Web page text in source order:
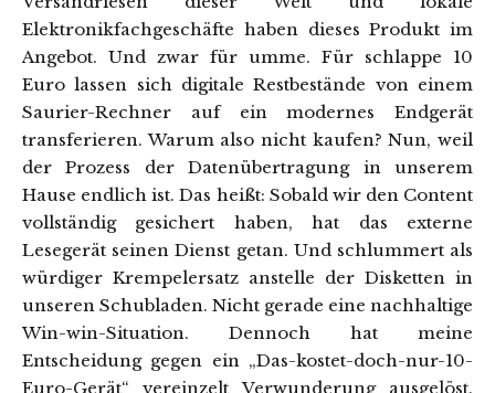
Elektronikfachgeschäfte haben dieses Produkt im
Angebot. Und zwar für umme. Für schlappe 10
Euro lassen sich digitale Restbestände von einem
Saurier-Rechner auf ein modernes Endgerät
transferieren. Warum also nicht kaufen? Nun, weil
der Prozess der Datenübertragung in unserem
Hause endlich ist. Das heißt: Sobald wir den Content
vollständig gesichert haben, hat das externe
Lesegerät seinen Dienst getan. Und schlummert als
würdiger Krempelersatz anstelle der Disketten in
unseren Schubladen. Nicht gerade eine nachhaltige
Win-win-Situation. Dennoch hat meine
Entscheidung gegen ein „Das-kostet-doch-nur-10-
Euro-Gerät“ vereinzelt Verwunderung ausgelöst.